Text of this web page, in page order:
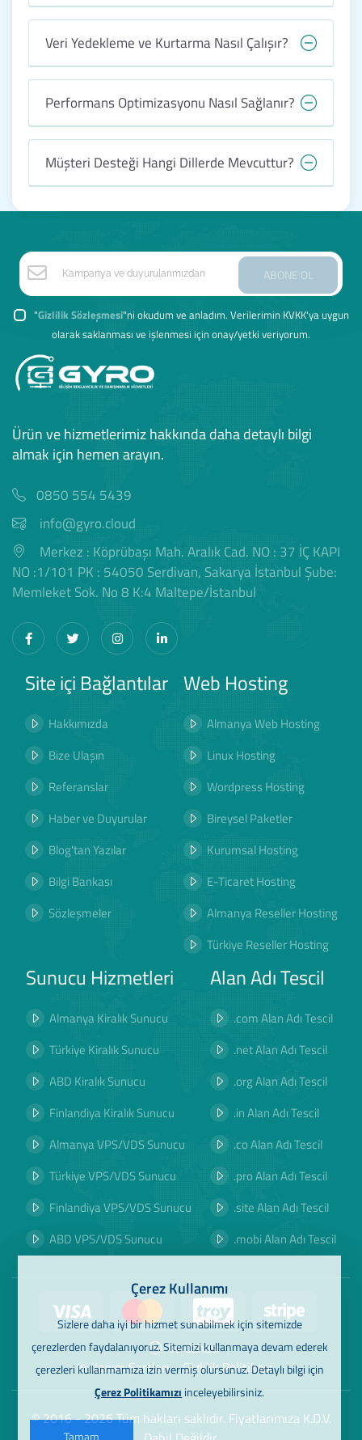
Veri Yedekleme ve Kurtarma Nasıl Çalışır?
Performans Optimizasyonu Nasıl Sağlanır?
Müşteri Desteği Hangi Dillerde Mevcuttur?
ABONE OL
"Gizlilik Sözleşmesi"ni okudum ve anladım. Verilerimin KVKK'ya uygun
olarak saklanması ve işlenmesi için onay/yetki veriyorum.
Ürün ve hizmetlerimiz hakkında daha detaylı bilgi
almak için hemen arayın.
0850 554 5439
info@gyro.cloud
Merkez : Köprübaşı Mah. Aralık Cad. NO : 37 İÇ KAPI
NO :1/101 PK : 54050 Serdivan, Sakarya İstanbul Şube:
Memleket Sok. No 8 K:4 Maltepe/İstanbul
Site içi Bağlantılar
Hakkımızda
Bize Ulaşın
Referanslar
Haber ve Duyurular
Blog'tan Yazılar
Bilgi Bankası
Sözleşmeler
Web Hosting
Almanya Web Hosting
Linux Hosting
Wordpress Hosting
Bireysel Paketler
Kurumsal Hosting
E-Ticaret Hosting
Almanya Reseller Hosting
Türkiye Reseller Hosting
Sunucu Hizmetleri
Almanya Kiralık Sunucu
Türkiye Kiralık Sunucu
ABD Kiralık Sunucu
Finlandiya Kiralık Sunucu
Almanya VPS/VDS Sunucu
Türkiye VPS/VDS Sunucu
Finlandiya VPS/VDS Sunucu
ABD VPS/VDS Sunucu
Alan Adı Tescil
.com Alan Adı Tescil
.net Alan Adı Tescil
.org Alan Adı Tescil
.in Alan Adı Tescil
.co Alan Adı Tescil
.pro Alan Adı Tescil
.site Alan Adı Tescil
.mobi Alan Adı Tescil
Ve dahası
Kullanım Şartları
Gizlilik Politikası
© 2016 - 2026 Tüm hakları saklıdır. Fiyatlarımıza K.D.V.
Çerez Kullanımı
Sizlere daha iyi bir hizmet sunabilmek için sitemizde
çerezlerden faydalanıyoruz. Sitemizi kullanmaya devam ederek
çerezleri kullanmamıza izin vermiş olursunuz. Detaylı bilgi için
Çerez Politikamızı inceleyebilirsiniz.
Tamam